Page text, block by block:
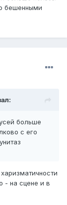
бешенными
больше
с его
- на сцене и в